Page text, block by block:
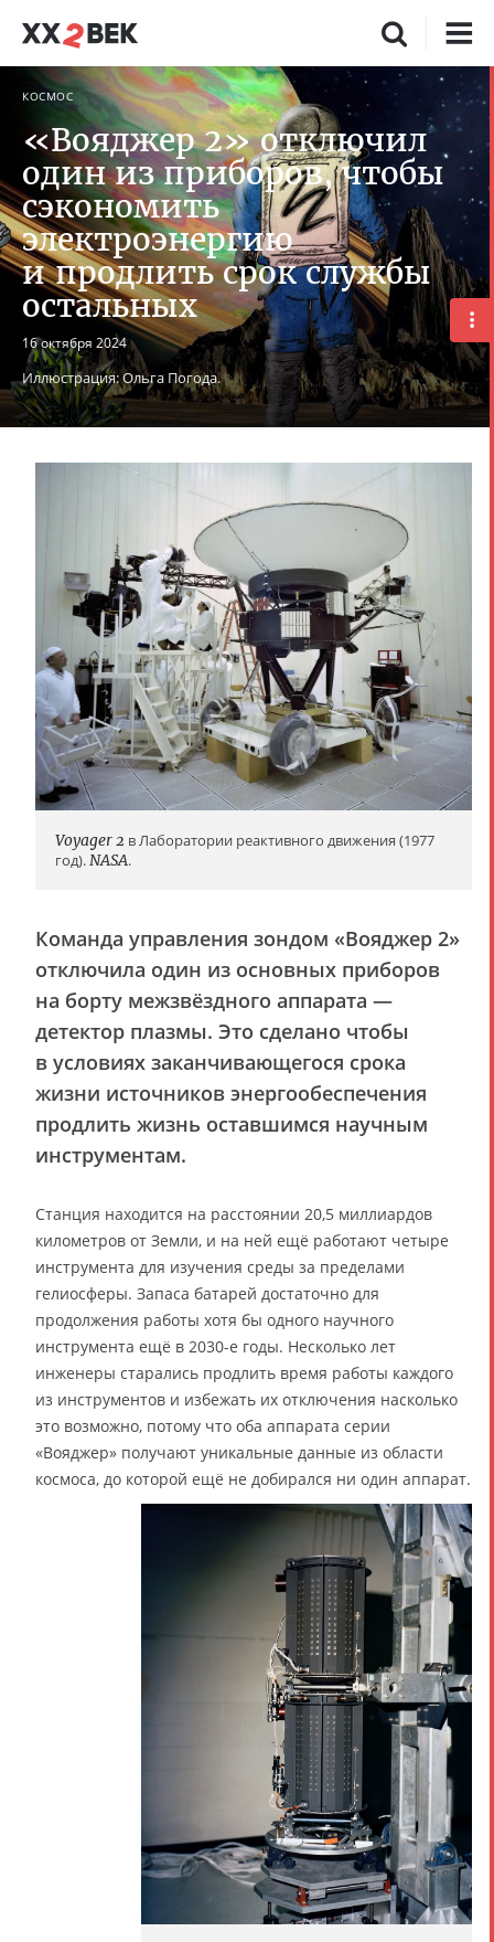
КОСМОС
«Вояджер 2» отключил
один из приборов, чтобы
сэкономить
электроэнергию
и продлить срок службы
остальных
16 октября 2024
Иллюстрация: Ольга Погода.
Voyager 2 в Лаборатории реактивного движения (1977
год).NASA.
Команда управления зондом «Вояджер 2»
отключила один из основных приборов
на борту межзвёздного аппарата —
детектор плазмы. Это сделано чтобы
в условиях заканчивающегося срока
жизни источников энергообеспечения
продлить жизнь оставшимся научным
инструментам.
Станция находится на расстоянии 20,5 миллиардов
километров от Земли, и на ней ещё работают четыре
инструмента для изучения среды за пределами
гелиосферы. Запаса батарей достаточно для
продолжения работы хотя бы одного научного
инструмента ещё в 2030-е годы. Несколько лет
инженеры старались продлить время работы каждого
из инструментов и избежать их отключения насколько
это возможно, потому что оба аппарата серии
«Вояджер» получают уникальные данные из области
космоса, до которой ещё не добирался ни один аппарат.